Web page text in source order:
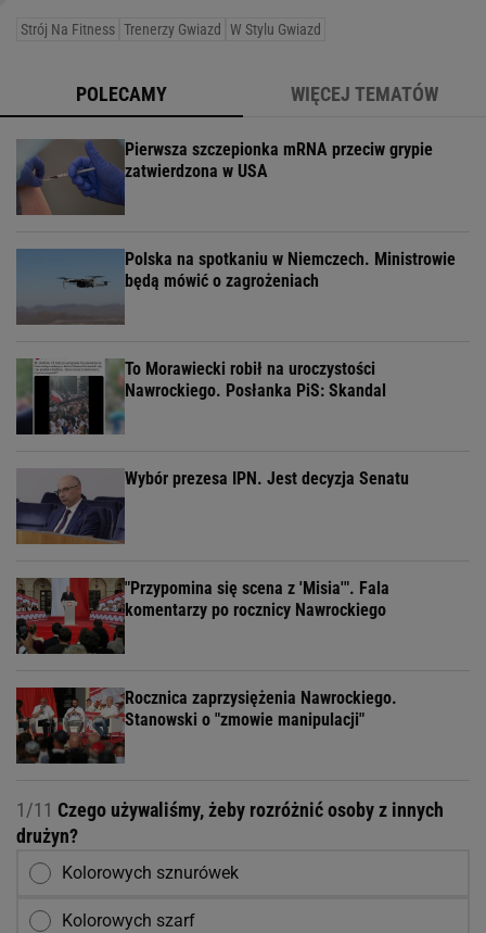
Strój Na Fitness Trenerzy Gwiazd W Stylu Gwiazd
POLECAMY WIĘCEJ TEMATÓW
Pierwsza szczepionka mRNA przeciw grypie
zatwierdzona w USA
Polska na spotkaniu w Niemczech. Ministrowie
będą mówić o zagrożeniach
To Morawiecki robił na uroczystości
Nawrockiego. Posłanka PiS: Skandal
Wybór prezesa IPN. Jest decyzja Senatu
"Przypomina się scena z 'Misia'". Fala
komentarzy po rocznicy Nawrockiego
Rocznica zaprzysiężenia Nawrockiego.
Stanowski o "zmowie manipulacji"
1/11 Czego używaliśmy, żeby rozróżnić osoby z innych
drużyn?
Kolorowych sznurówek
Kolorowych szarf